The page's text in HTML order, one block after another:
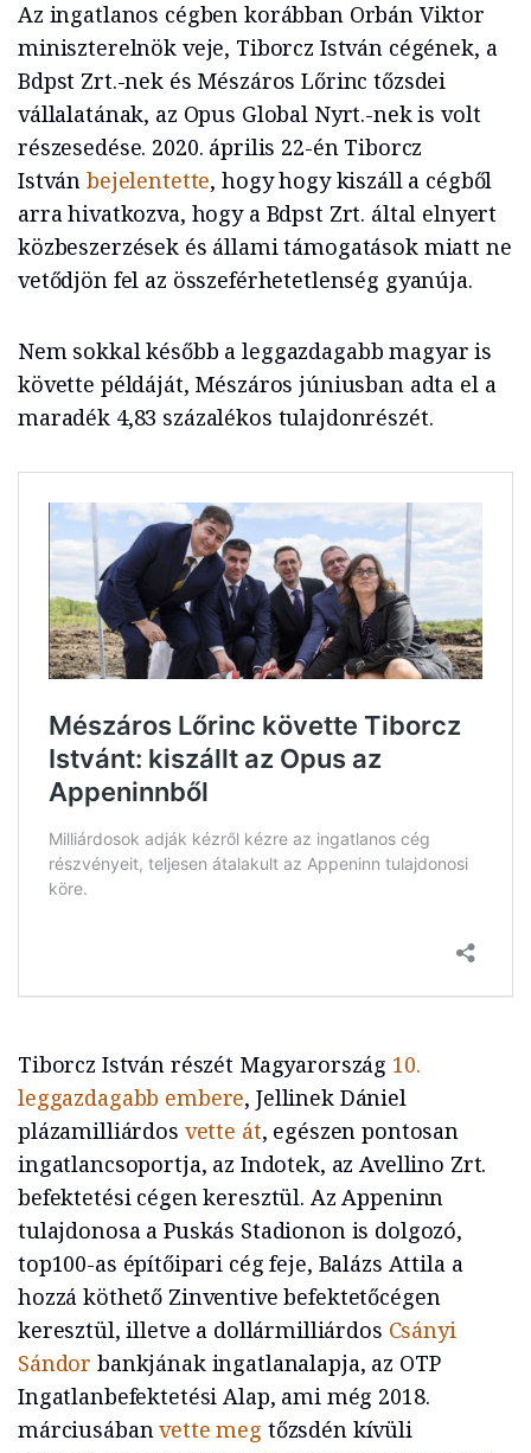
Az ingatlanos cégben korábban Orbán Viktor
miniszterelnök veje, Tiborcz István cégének, a
Bdpst Zrt.-nek és Mészáros Lőrinc tőzsdei
vállalatának, az Opus Global Nyrt.-nek is volt
részesedése. 2020. április 22-én Tiborcz
István bejelentette, hogy hogy kiszáll a cégből
arra hivatkozva, hogy a Bdpst Zrt. által elnyert
közbeszerzések és állami támogatások miatt ne
vetődjön fel az összeférhetetlenség gyanúja.
Nem sokkal később a leggazdagabb magyar is
követte példáját, Mészáros júniusban adta el a
maradék 4,83 százalékos tulajdonrészét.
Tiborcz István részét Magyarország 10.
leggazdagabb embere, Jellinek Dániel
plázamilliárdos vette át, egészen pontosan
ingatlancsoportja, az Indotek, az Avellino Zrt.
befektetési cégen keresztül. Az Appeninn
tulajdonosa a Puskás Stadionon is dolgozó,
top100-as építőipari cég feje, Balázs Attila a
hozzá köthető Zinventive befektetőcégen
keresztül, illetve a dollármilliárdos Csányi
Sándor bankjának ingatlanalapja, az OTP
Ingatlanbefektetési Alap, ami még 2018.
márciusábanvette meg tőzsdén kívüli